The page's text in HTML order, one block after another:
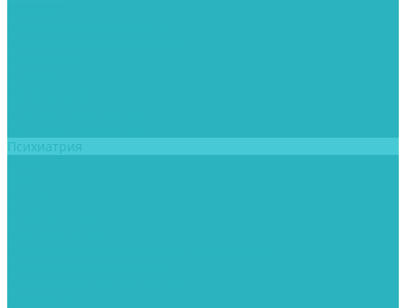
Психиатрия